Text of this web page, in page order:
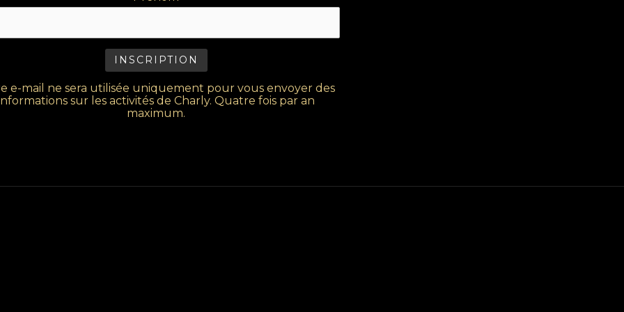
e-mail ne sera utilisée uniquement pour vous envoyer des
sur les activités de Charly. Quatre fois par an
maximum.